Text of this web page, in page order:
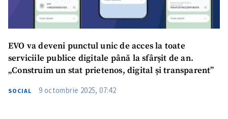
EVO va deveni punctul unic de acces la toate
serviciile publice digitale până la sfârșit de an.
„Construim un stat prietenos, digital și transparent”
SOCIAL 9 octombrie 2025, 07:42